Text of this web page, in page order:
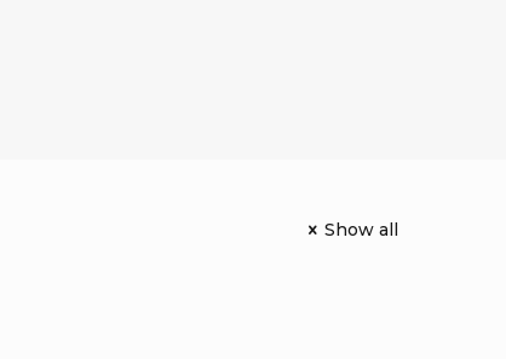
Show all